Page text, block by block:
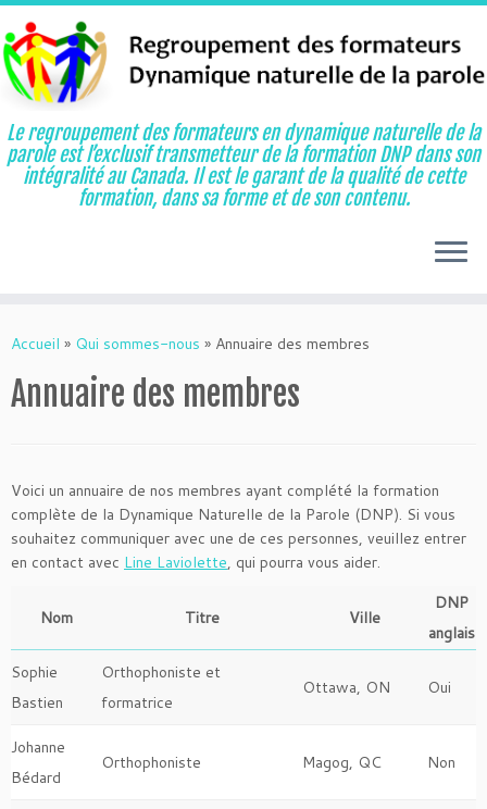
au
Le regroupement des formateurs en dynamique naturelle de la
parole est l’exclusif transmetteur de la formation DNP dans son
intégralité au Canada. Il est le garant de la qualité de cette
formation, dans sa forme et de son contenu.
Accueil » Qui sommes-nous » Annuaire des membres
Annuaire des membres
Voici un annuaire de nos membres ayant complété la formation
complète de la Dynamique Naturelle de la Parole (DNP). Si vous
souhaitez communiquer avec une de ces personnes, veuillez entrer
en contact avec Line Laviolette, qui pourra vous aider.
Nom Titre Ville
DNP
anglais
Sophie
Bastien
Orthophoniste et
formatrice
Ottawa, ON Oui
Johanne
Bédard
Orthophoniste Magog, QC Non